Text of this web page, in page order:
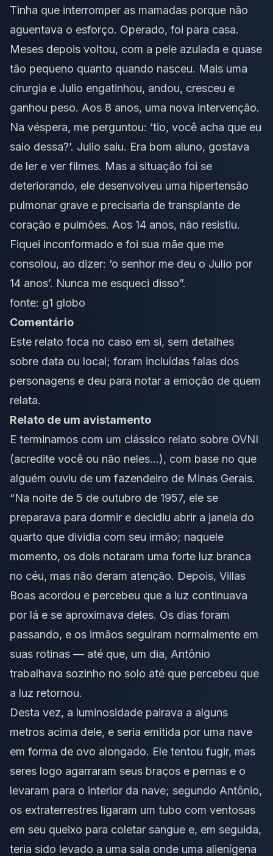
Tinha que interromper as mamadas porque não
aguentava o esforço. Operado, foi para casa.
Meses depois voltou, com a pele azulada e quase
tão pequeno quanto quando nasceu. Mais uma
cirurgia e Julio engatinhou, andou, cresceu e
ganhou peso. Aos 8 anos, uma nova intervenção.
Na véspera, me perguntou: ‘tio, você acha que eu
saio dessa?’. Julio saiu. Era bom aluno, gostava
de ler e ver filmes. Mas a situação foi se
deteriorando, ele desenvolveu uma hipertensão
pulmonar grave e precisaria de transplante de
coração e pulmões. Aos 14 anos, não resistiu.
Fiquei inconformado e foi sua mãe que me
consolou, ao dizer: ‘o senhor me deu o Julio por
14 anos’. Nunca me esqueci disso”.
fonte: g1 globo
Comentário
Este relato foca no caso em si, sem detalhes
sobre data ou local; foram incluídas falas dos
personagens e deu para notar a emoção de quem
relata.
Relato de um avistamento
E terminamos com um clássico relato sobre OVNI
(acredite você ou não neles…), com base no que
alguém ouviu de um fazendeiro de Minas Gerais.
“Na noite de 5 de outubro de 1957, ele se
preparava para dormir e decidiu abrir a janela do
quarto que dividia com seu irmão; naquele
momento, os dois notaram uma forte luz branca
no céu, mas não deram atenção. Depois, Villas
Boas acordou e percebeu que a luz continuava
por lá e se aproximava deles. Os dias foram
passando, e os irmãos seguiram normalmente em
suas rotinas — até que, um dia, Antônio
trabalhava sozinho no solo até que percebeu que
a luz retornou.
Desta vez, a luminosidade pairava a alguns
metros acima dele, e seria emitida por uma nave
em forma de ovo alongado. Ele tentou fugir, mas
seres logo agarraram seus braços e pernas e o
levaram para o interior da nave; segundo Antônio,
os extraterrestres ligaram um tubo com ventosas
em seu queixo para coletar sangue e, em seguida,
teria sido levado a uma sala onde uma alienígena